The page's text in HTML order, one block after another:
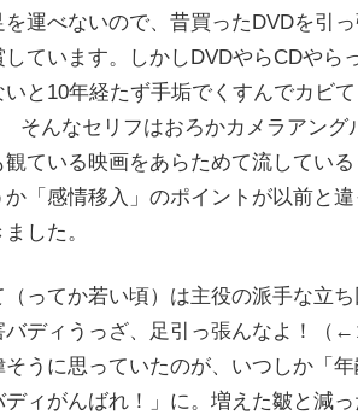
を運べないので、昔買ったDVDを引
しています。しかしDVDやらCDやら
いと10年経たず手垢でくすんでカビ
そんなセリフはおろかカメラアング
観ている映画をあらためて流してい
か「感情移入」のポイントが以前と
した。
（ってか若い頃）は主役の派手な立
バディうっざ、足引っ張んなよ！（
そうに思っていたのが、いつしか「
ディがんばれ！」に。増えた皺と減